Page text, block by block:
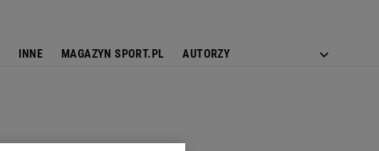
INNE MAGAZYN SPORT.PL AUTORZY